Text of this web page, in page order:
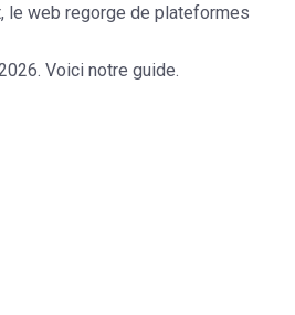
le web regorge de plateformes
. Voici notre guide.